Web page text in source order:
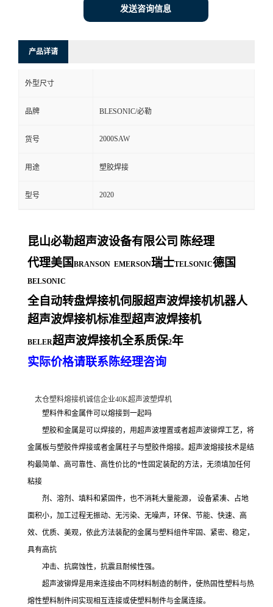
发送咨询信息
产品详请
外型尺寸
品牌 BLESONIC/必勒
货号 2000SAW
用途 塑胶焊接
型号 2020
昆山必勒超声波设备有限公司 陈经理
代理美国 BRANSON EMERSON瑞士TELSONIC德国
BELSONIC
全自动转盘焊接机伺服超声波焊接机机器人
超声波焊接机标准型超声波焊接机
BELER超声波焊接机全系质保2年
实际价格请联系陈经理咨询
太仓塑料熔接机诚信企业40K超声波塑焊机
塑料件和金属件可以熔接到一起吗
塑胶和金属是可以焊接的，用超声波埋置或者超声波铆焊工艺，将
金属板与塑胶件焊接或者金属柱子与塑胶件熔接。超声波熔接技术是结
构最简单、高可靠性、高性价比的*性固定装配的方法，无须填加任何
粘接
剂、溶剂、填料和紧固件，也不消耗大量能源， 设备紧凑、占地
面积小，加工过程无振动、无污染、无噪声，环保、节能、快速、高
效、优质、美观，依此方法装配的金属与塑料组件牢固、紧密、稳定，
具有高抗
冲击、抗腐蚀性，抗震且耐候性强。
超声波铆焊是用来连接由不同材料制造的制件，使热固性塑料与热
熔性塑料制件间实现相互连接或使塑料制件与金属连接。